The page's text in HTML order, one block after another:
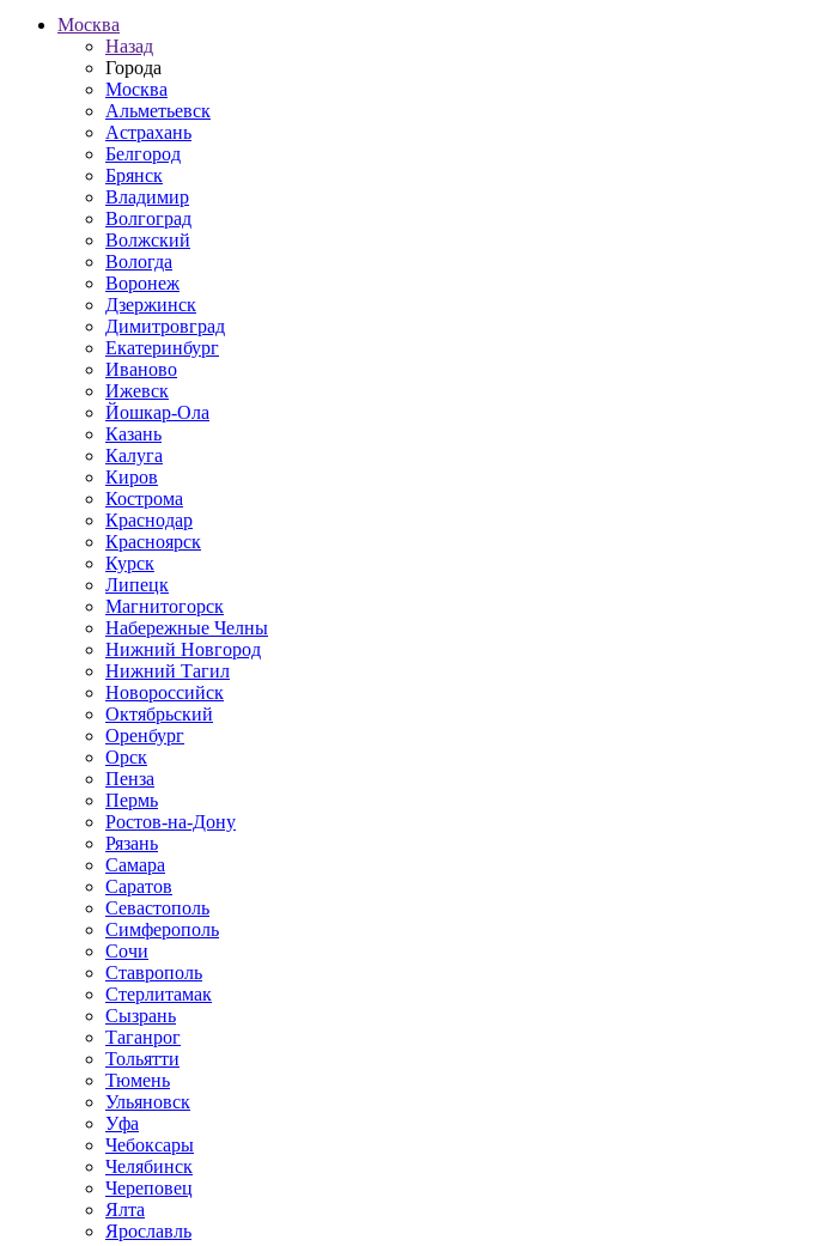
Москва
Назад
Города
Москва
Альметьевск
Астрахань
Белгород
Брянск
Владимир
Волгоград
Волжский
Вологда
Воронеж
Дзержинск
Димитровград
Екатеринбург
Иваново
Ижевск
Йошкар-Ола
Казань
Калуга
Киров
Кострома
Краснодар
Красноярск
Курск
Липецк
Магнитогорск
Набережные Челны
Нижний Новгород
Нижний Тагил
Новороссийск
Октябрьский
Оренбург
Орск
Пенза
Пермь
Ростов-на-Дону
Рязань
Самара
Саратов
Севастополь
Симферополь
Сочи
Ставрополь
Стерлитамак
Сызрань
Таганрог
Тольятти
Тюмень
Ульяновск
Уфа
Чебоксары
Челябинск
Череповец
Ялта
Ярославль